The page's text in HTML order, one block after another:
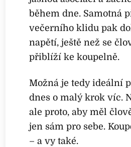
během dne. Samotná
večerního klidu pak
napětí, ještě než se
přiblíží ke koupelně.
Možná je tedy ideální
dnes o malý krok víc.
ale proto, aby měl
jen sám pro sebe.
– a vy také.